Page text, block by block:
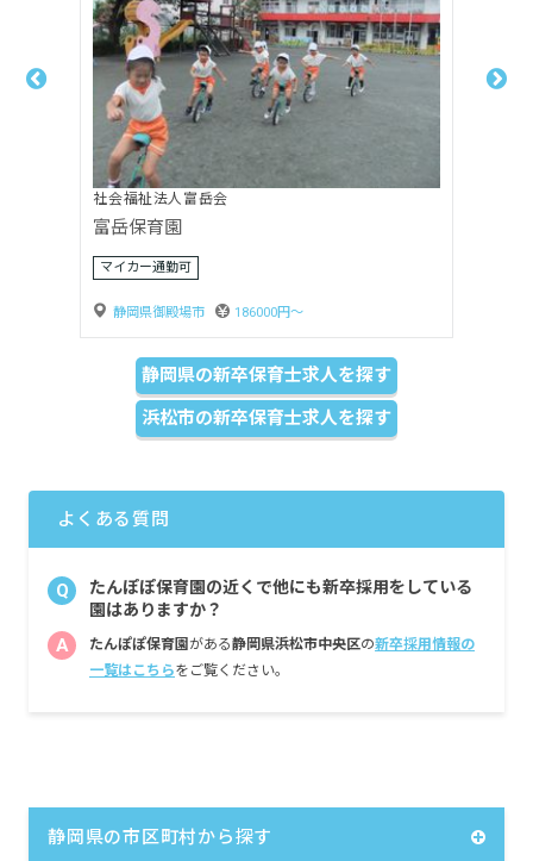
社会福祉法人嬰育会
月坂保育園
賞与3ヶ月以上
静岡県島田市
静岡県の新卒保育士求人を探す
浜松市の新卒保育士求人を探す
よくある質問
Q
たんぽぽ保育園の近くで他にも新卒採用をしている
園はありますか？
A たんぽぽ保育園がある静岡県浜松市中央区の新卒採用情報の
一覧はこちらをご覧ください。
静岡県の市区町村から探す